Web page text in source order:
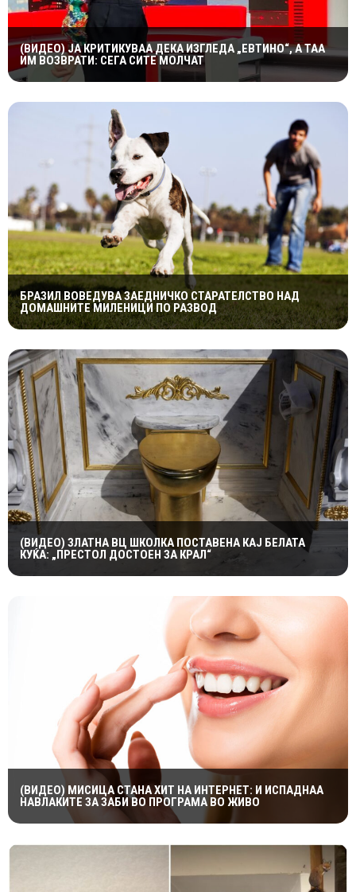
(ВИДЕО) ЈА КРИТИКУВАА ДЕКА ИЗГЛЕДА „ЕВТИНО“, А ТАА
ИМ ВОЗВРАТИ: СЕГА СИТЕ МОЛЧАТ
БРАЗИЛ ВОВЕДУВА ЗАЕДНИЧКО СТАРАТЕЛСТВО НАД
ДОМАШНИТЕ МИЛЕНИЦИ ПО РАЗВОД
(ВИДЕО) ЗЛАТНА ВЦ ШКОЛКА ПОСТАВЕНА КАЈ БЕЛАТА
КУЌА: „ПРЕСТОЛ ДОСТОЕН ЗА КРАЛ“
(ВИДЕО) МИСИЦА СТАНА ХИТ НА ИНТЕРНЕТ: И ИСПАДНАА
НАВЛАКИТЕ ЗА ЗАБИ ВО ПРОГРАМА ВО ЖИВО